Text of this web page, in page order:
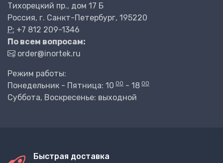
Тихорецкий пр., дом 17 Б
Россия, г. Санкт-Петербург, 195220
P: +7 812 209-1346
По всем вопросам:
order@inortek.ru
Режим работы:
Понедельник - Пятница: 10 00 - 18 00
Суббота, Воскресенье: выходной
Быстрая доставка